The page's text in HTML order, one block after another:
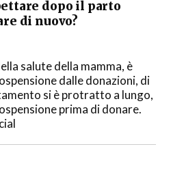
dopo il parto
di nuovo?
salute della mamma, è
dalle donazioni, di
si è protratto a lungo,
prima di donare.